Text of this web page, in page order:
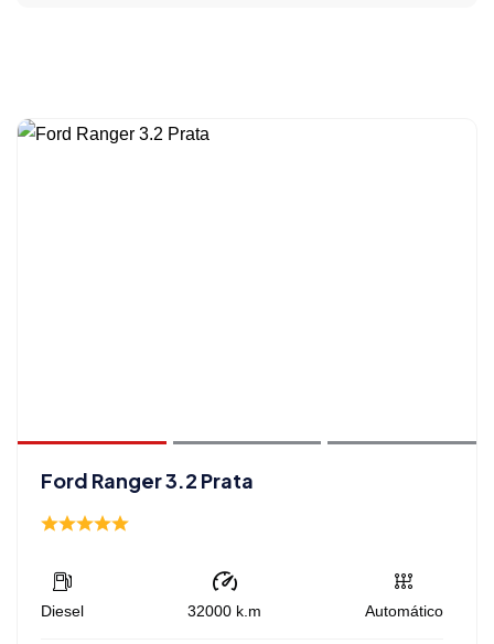
Ford Ranger 3.2 Prata
Diesel 32000 k.m Automático